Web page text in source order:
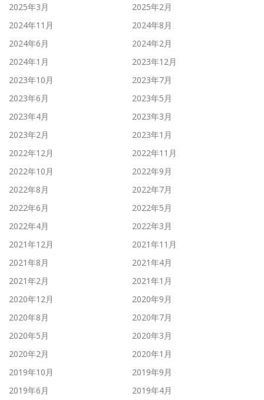
2025年3月
2025年2月
2024年11月
2024年8月
2024年6月
2024年2月
2024年1月
2023年12月
2023年10月
2023年7月
2023年6月
2023年5月
2023年4月
2023年3月
2023年2月
2023年1月
2022年12月
2022年11月
2022年10月
2022年9月
2022年8月
2022年7月
2022年6月
2022年5月
2022年4月
2022年3月
2021年12月
2021年11月
2021年8月
2021年4月
2021年2月
2021年1月
2020年12月
2020年9月
2020年8月
2020年7月
2020年5月
2020年3月
2020年2月
2020年1月
2019年10月
2019年9月
2019年6月
2019年4月